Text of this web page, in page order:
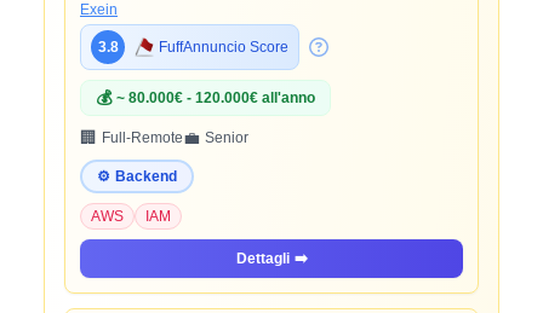
Exein
3.8 FuffAnnuncio Score
💰 ~ 80.000€ - 120.000€ all'anno
🏢 Full-Remote💼 Senior
⚙️ Backend
AWS IAM
Dettagli ➡️